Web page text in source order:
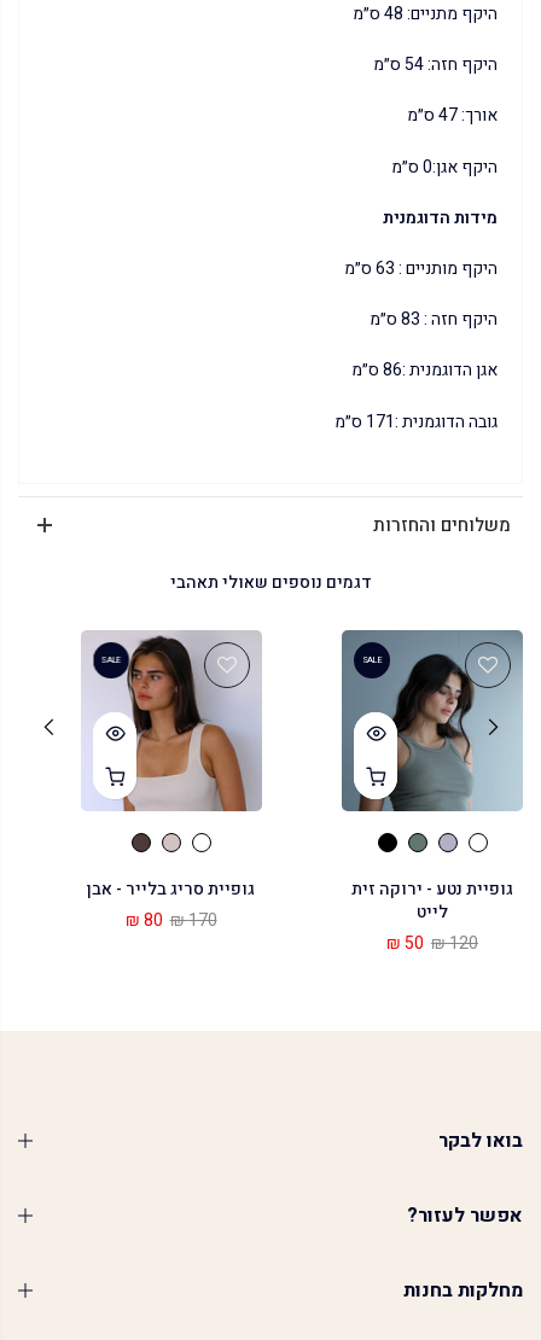
היקף מתניים: 48 ס״מ
היקף חזה: 54 ס״מ
אורך: 47 ס״מ
היקף אגן:0 ס״מ
מידות הדוגמנית
היקף מותניים : 63 ס״מ
היקף חזה : 83 ס״מ
אגן הדוגמנית :86 ס״מ
גובה הדוגמנית :171 ס״מ
משלוחים והחזרות
דגמים נוספים שאולי תאהבי
SALE
גופיית נטע - ירוקה זית
לייט
120 ₪
50 ₪
SALE
גופיית סריג בלייר - אבן
170 ₪
80 ₪
בואו לבקר
אפשר לעזור?
מחלקות בחנות